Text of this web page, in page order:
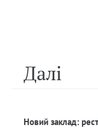
Далi
Новий заклад: